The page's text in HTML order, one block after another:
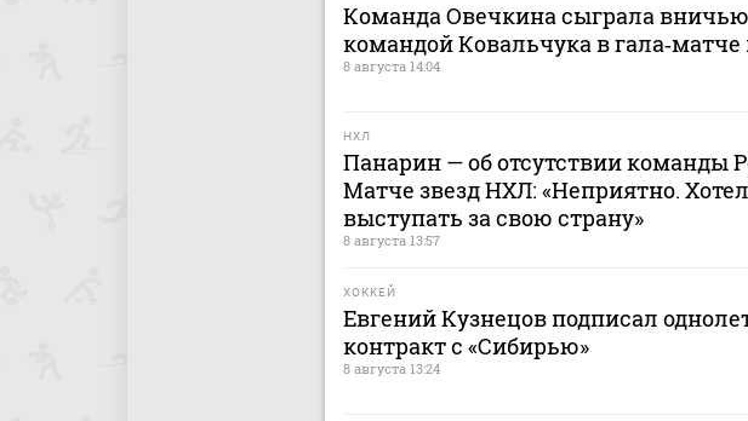
Команда Овечкина сыграла
командой Ковальчука в
8 августа 14:04
НХЛ
Панарин — об отсутствии команды
Матче звезд НХЛ: «Неприятно.
выступать за свою страну»
8 августа 13:57
ХОККЕЙ
Евгений Кузнецов подписал
контракт с «Сибирью»
8 августа 13:24